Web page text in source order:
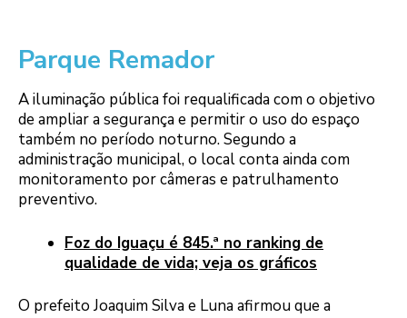
Parque Remador
A iluminação pública foi requalificada com o objetivo
de ampliar a segurança e permitir o uso do espaço
também no período noturno. Segundo a
administração municipal, o local conta ainda com
monitoramento por câmeras e patrulhamento
preventivo.
Foz do Iguaçu é 845.ª no ranking de
qualidade de vida; veja os gráficos
O prefeito Joaquim Silva e Luna afirmou que a